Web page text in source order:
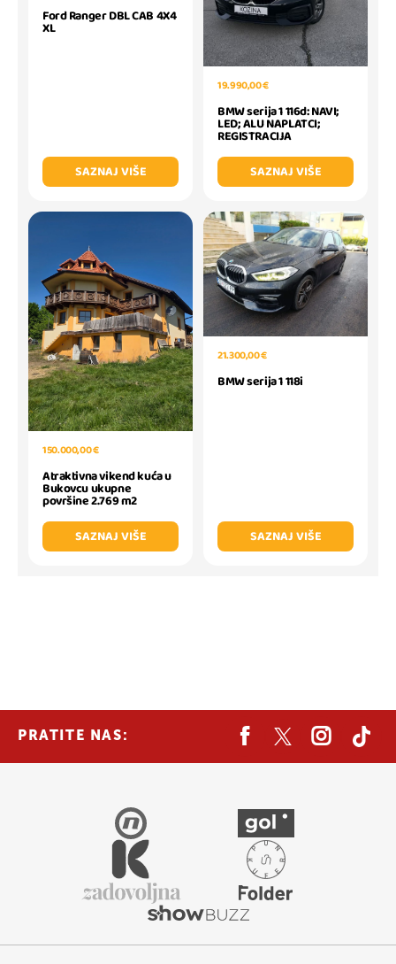
Ford Ranger DBL CAB 4X4
XL
SAZNAJ VIŠE
19.990,00 €
BMW serija 1 116d: NAVI;
LED; ALU NAPLATCI;
REGISTRACIJA
SAZNAJ VIŠE
150.000,00 €
Atraktivna vikend kuća u
Bukovcu ukupne
površine 2.769 m2
SAZNAJ VIŠE
21.300,00 €
BMW serija 1 118i
SAZNAJ VIŠE
PRATITE NAS: